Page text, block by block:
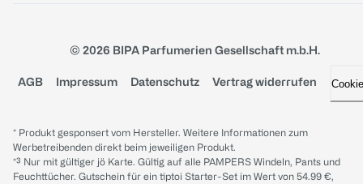
© 2026 BIPA Parfumerien Gesellschaft m.b.H.
AGB Impressum Datenschutz Vertrag widerrufen
* Produkt gesponsert vom Hersteller. Weitere Informationen zum
Werbetreibenden direkt beim jeweiligen Produkt.
*³ Nur mit gültiger jö Karte. Gültig auf alle PAMPERS Windeln, Pants und
Feuchttücher. Gutschein für ein tiptoi Starter-Set im Wert von 54.99 €,